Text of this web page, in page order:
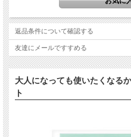
返品条件について確認する
友達にメールですすめる
大人になっても使いたくなる
ト